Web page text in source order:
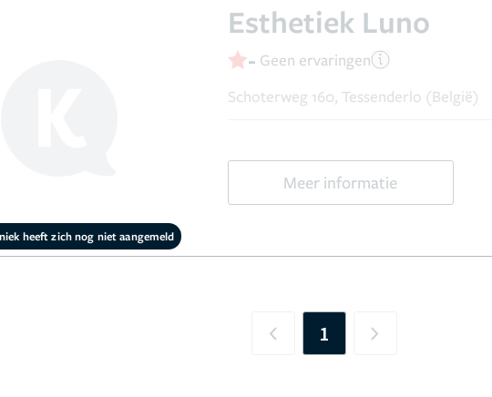
heeft zich nog niet aangemeld
Esthetiek Luno
- Geen ervaringen
Schoterweg 160, Tessenderlo (België)
Meer informatie
Previous
1 Next